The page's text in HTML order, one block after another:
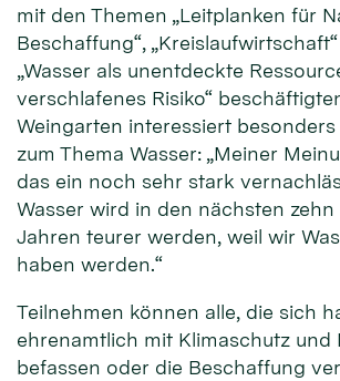
mit den Themen „Leitplanken für
Beschaffung“,
„Wasser als unentdeckte
verschlafenes Risiko“
Weingarten interessiert
zum Thema Wasser: „Meiner
das ein noch sehr stark
Wasser wird in den nächsten zehn
Jahren teurer werden, weil wir
haben werden.“
Teilnehmen können alle, die sich
ehrenamtlich mit Klimaschutz und
befassen oder die Beschaffung